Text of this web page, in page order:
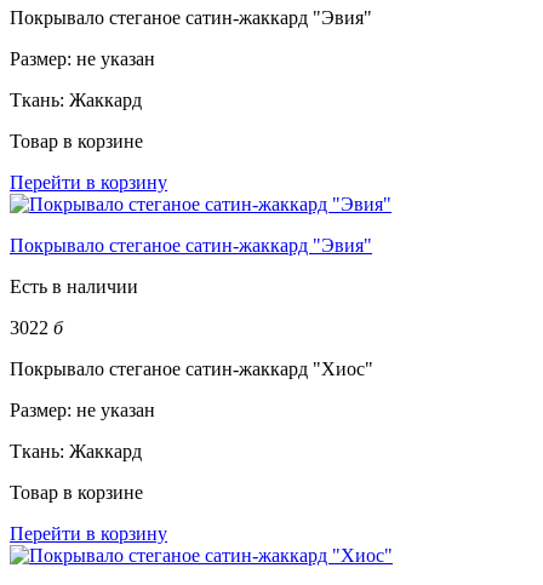
Покрывало стеганое сатин-жаккард "Эвия"
Размер: не указан
Ткань: Жаккард
Товар в корзине
Перейти в корзину
Покрывало стеганое сатин-жаккард "Эвия"
Есть в наличии
3022 б
Покрывало стеганое сатин-жаккард "Хиос"
Размер: не указан
Ткань: Жаккард
Товар в корзине
Перейти в корзину